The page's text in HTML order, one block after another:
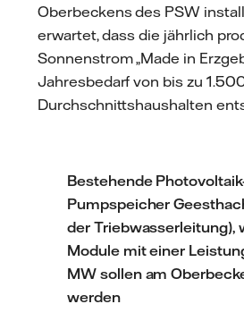
Oberbeckens des PSW
erwartet, dass die jährlich
Sonnenstrom „Made in
Jahresbedarf von bis zu
Durchschnittshaushalten
Bestehende
Pumpspeicher
der Triebwasserleitung),
Module mit einer
MW sollen am
werden